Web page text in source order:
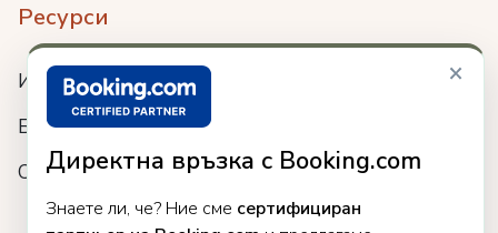
×
Директна връзка с Booking.com
Знаете ли, че? Ние сме сертифициран
Ресурси
Интеграции
Блог
Събития